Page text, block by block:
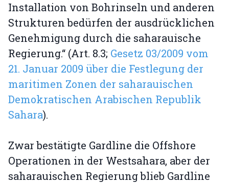
Installation von Bohrinseln und anderen
Strukturen bedürfen der ausdrücklichen
Genehmigung durch die saharauische
Regierung.“ (Art. 8.3; Gesetz 03/2009 vom
21. Januar 2009 über die Festlegung der
maritimen Zonen der saharauischen
Demokratischen Arabischen Republik
Sahara).
Zwar bestätigte Gardline die Offshore
Operationen in der Westsahara, aber der
saharauischen Regierung blieb Gardline